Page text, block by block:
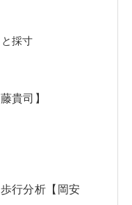
採寸
貴司】
行分析【岡安